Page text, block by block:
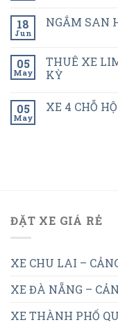
18
Jun
NGẮM SAN
05
May
THUÊ XE
KỲ
05
May
XE 4 CHỖ
ĐẶT XE GIÁ RẺ
XE CHU LAI –
XE ĐÀ NẴNG –
XE THÀNH PHỐ